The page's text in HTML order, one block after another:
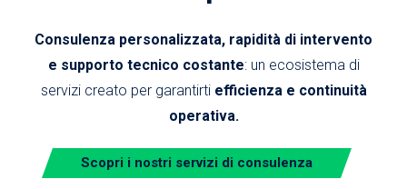
Consulenza personalizzata, rapidità di intervento
e supporto tecnico costante: un ecosistema di
servizi creato per garantirti efficienza e continuità
operativa.
Scopri i nostri servizi di consulenza